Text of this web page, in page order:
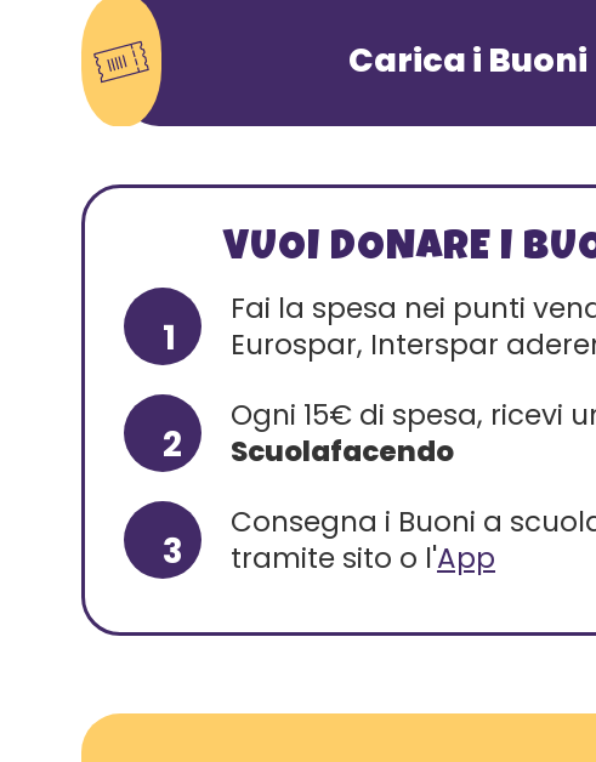
Carica i Buoni
VUOI DONARE I
1
Fai la spesa nei punti
Eurospar, Interspar
2
Ogni 15€ di spesa, ricevi
Scuolafacendo
3
Consegna i Buoni a
tramite sito o l'App